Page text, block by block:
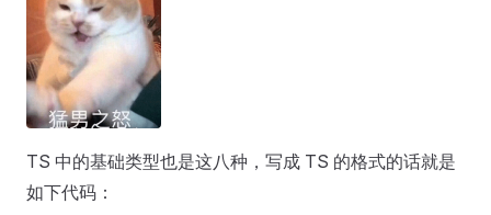
TS 中的基础类型也是这八种，写成 TS 的格式的话就是
如下代码：